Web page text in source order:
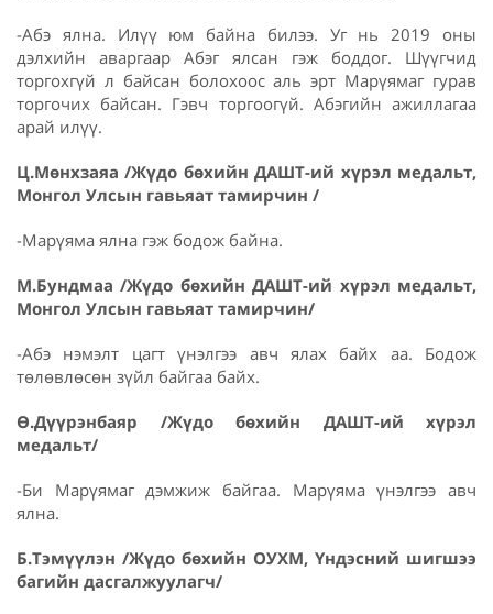
-Абэ ялна. Илүү юм байна билээ. Уг нь 2019 оны
дэлхийн аваргаар Абэг ялсан гэж боддог. Шүүгчид
торгохгүй л байсан болохоос аль эрт Марүямаг гурав
торгочих байсан. Гэвч торгоогүй. Абэгийн ажиллагаа
арай илүү.
Ц.Мөнхзаяа /Жүдо бөхийн ДАШТ-ий хүрэл медальт,
Монгол Улсын гавьяат тамирчин /
-Марүяма ялна гэж бодож байна.
М.Бундмаа /Жүдо бөхийн ДАШТ-ий хүрэл медальт,
Монгол Улсын гавьяат тамирчин/
-Абэ нэмэлт цагт үнэлгээ авч ялах байх аа. Бодож
төлөвлөсөн зүйл байгаа байх.
Ө.Дүүрэнбаяр
/Жүдо бөхийн ДАШТ-ий хүрэл
медальт/
-Би Марүямаг дэмжиж байгаа. Марүяма үнэлгээ авч
ялна.
Б.Тэмүүлэн /Жүдо бөхийн ОУХМ, Үндэсний шигшээ
багийн дасгалжуулагч/